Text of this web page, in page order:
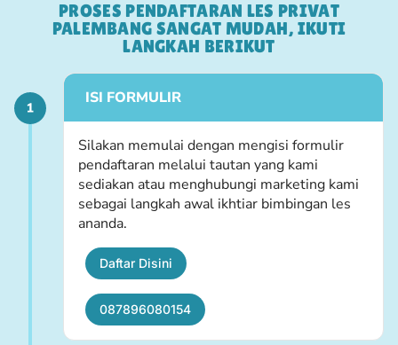
PROSES PENDAFTARAN LES PRIVAT
PALEMBANG SANGAT MUDAH, IKUTI
LANGKAH BERIKUT
ISI FORMULIR
Silakan memulai dengan mengisi formulir
pendaftaran melalui tautan yang kami
sediakan atau menghubungi marketing kami
sebagai langkah awal ikhtiar bimbingan les
ananda.
Daftar Disini
087896080154